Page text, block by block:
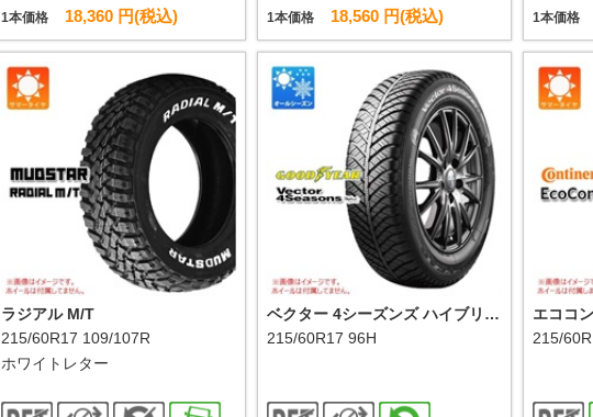
1本価格 18,360 円(税込) 1本価格 18,560 円(税込) 1本価格
ラジアル M/T
215/60R17 109/107R
ホワイトレター
ベクター 4シーズンズ ハイブリッ
ド
215/60R17 96H
エココ
215/